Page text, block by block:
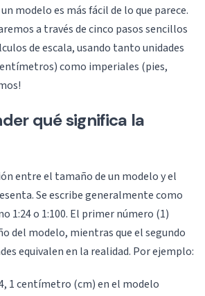
modelo es más fácil de lo que parece.
a través de cinco pasos sencillos
de escala, usando tanto unidades
como imperiales (pies,
qué significa la
entre el tamaño de un modelo y el
Se escribe generalmente como
1:24 o 1:100. El primer número (1)
del modelo, mientras que el segundo
equivalen en la realidad. Por ejemplo:
1 centímetro (cm) en el modelo